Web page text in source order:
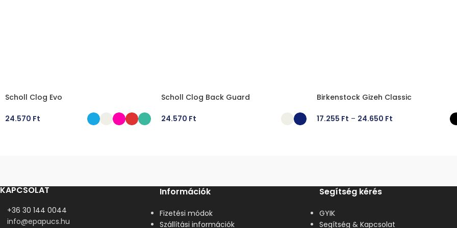
Scholl Clog Evo
24.570 Ft
Scholl Clog Back Guard
24.570 Ft
Birkenstock Gizeh Classic
17.255 Ft – 24.650 Ft
KAPCSOLAT
+36 30 144 0044
info@epapucs.hu
Információk
Fizetési módok
Szállítási információk
Segítség kérés
GYIK
Segítség & Kapcsolat